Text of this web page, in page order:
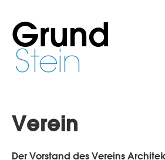
Grund
Stein
Verein
Der Vorstand des Vereins